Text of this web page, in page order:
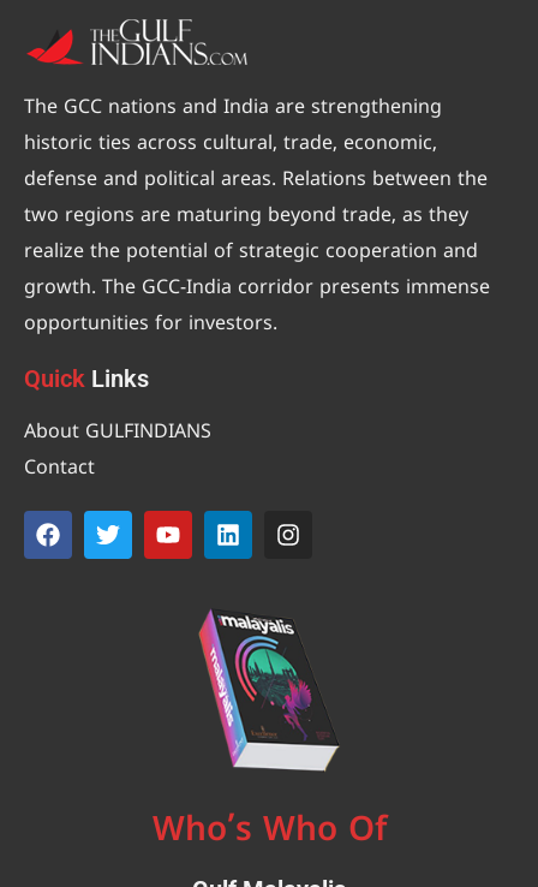
The GCC nations and India are strengthening
historic ties across cultural, trade, economic,
defense and political areas. Relations between the
two regions are maturing beyond trade, as they
realize the potential of strategic cooperation and
growth. The GCC-India corridor presents immense
opportunities for investors.
Quick Links
About GULFINDIANS
Contact
Who’s Who Of